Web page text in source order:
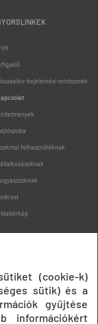
bejelentési rendszerek
felhasználóknak
nyilatkozat
ÁSZF
(cookie-k)
sütik) és a
gyűjtése
információkért